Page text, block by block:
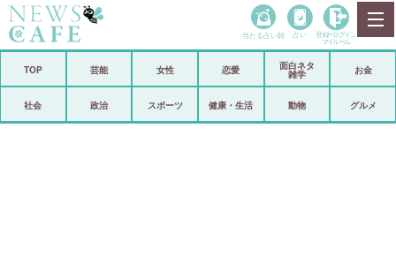
政治
当たる占い師 占い 登録• ログイン
マイルーム
TOP 芸能 女性 恋愛
面白ネタ
雑学
お金
社会 政治 スポーツ 健康・生活 動物 グルメ